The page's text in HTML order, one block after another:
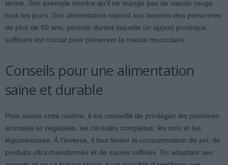
terme. Son exemple montre qu’il ne mange pas de viande rouge
tous les jours. Son alimentation répond aux besoins des personnes
de plus de 60 ans, période durant laquelle un apport protéique
suffisant est crucial pour préserver la masse musculaire.
Conseils pour une alimentation
saine et durable
Pour suivre cette routine, il est conseillé de privilégier les protéines
animales et végétales, les céréales complètes, les noix et les
légumineuses. À l’inverse, il faut limiter la consommation de sel, de
produits ultra-transformés et de sucres raffinés. En adaptant ses